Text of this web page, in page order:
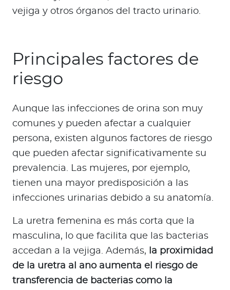
vejiga y otros órganos del tracto urinario.
Principales factores de
riesgo
Aunque las infecciones de orina son muy
comunes y pueden afectar a cualquier
persona, existen algunos factores de riesgo
que pueden afectar significativamente su
prevalencia. Las mujeres, por ejemplo,
tienen una mayor predisposición a las
infecciones urinarias debido a su anatomía.
La uretra femenina es más corta que la
masculina, lo que facilita que las bacterias
accedan a la vejiga. Además,
la proximidad
de la uretra al ano aumenta el riesgo de
transferencia de bacterias como la